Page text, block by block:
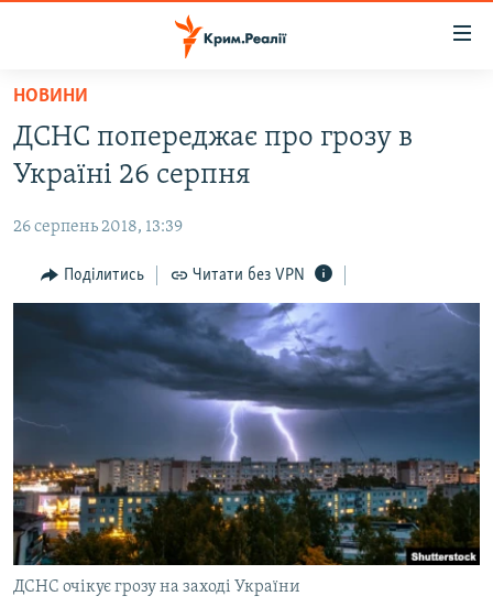
Перейти
основного
матеріалу
Перейти
до
навігації
Перейти
ВОДА.КРИМ
ВІДЕО ТА ФОТО
ПОЛІТИКА
БЛОГИ
ДЕПОРТАЦІЯ
ВІДЕОУРОКИ «ELIFBE»
СВІДЧЕННЯ ОКУПАЦІЇ
УКРАЇНСЬКА ПРОБЛЕМА КРИМУ
ЯК ОБІЙТИ БЛОКУВАННЯ
Русский
Qırımtatar
НОВИНИ
ДСНС попереджає про грозу в
Україні 26 серпня
26 серпень 2018, 13:39
Поділитись Читати без VPN
ДСНС очікує грозу на заході України